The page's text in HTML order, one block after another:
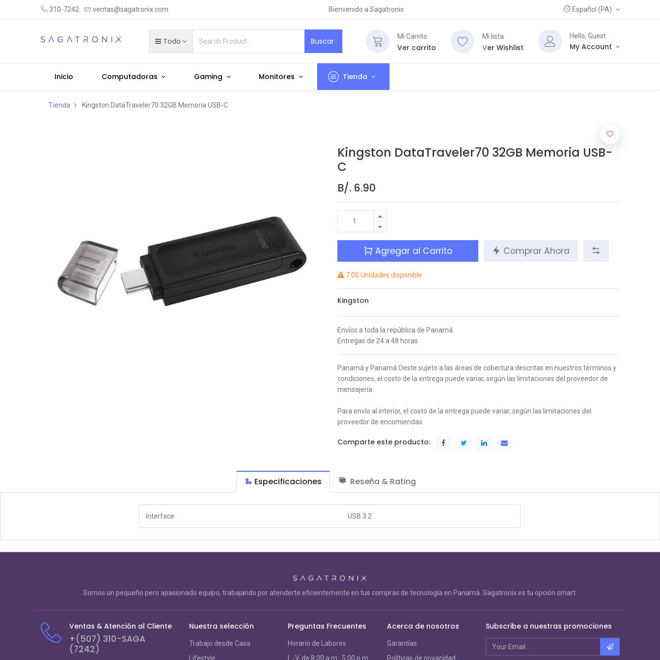
310-7242 ventas@sagatronix.com Bienvenido a Sagatronix Español (PA)
Todo Buscar Mi Carrito
Ver carrito
Mi lista
Ver Wishlist
Hello, Guest
My Account
Inicio Computadoras Gaming Monitores Tienda
Tienda Kingston DataTraveler70 32GB Memoria USB-C
Kingston DataTraveler70 32GB Memoria USB-
C
B/. 6.90
Agregar al Carrito Comprar Ahora
7.00 Unidades disponible
Kingston
Envíos a toda la república de Panamá
Entregas de 24 a 48 horas
Panamá y Panamá Oeste sujeto a las áreas de cobertura descritas en nuestros términos y
condiciones, el costo de la entrega puede variar, según las limitaciones del proveedor de
mensajería.
Para envío al interior, el costo de la entrega puede variar, según las limitaciones del
proveedor de encomiendas.
Comparte este producto:
Especificaciones Reseña & Rating
Interface USB 3.2
Somos un pequeño pero apasionado equipo, trabajando por atenderte eficientemente en tus compras de tecnología en Panamá. Sagatronix es tu opción smart.
Ventas & Atención al Cliente
+(507) 310-SAGA
(7242)
Nuestra selección
Trabajo desde Casa
Lifestyle
Preguntas Frecuentes
Horario de Labores
L.-V. de 8:00 a.m. 5:00 p.m.
Acerca de nosotros
Garantías
Políticas de privacidad
Subscribe a nuestras promociones